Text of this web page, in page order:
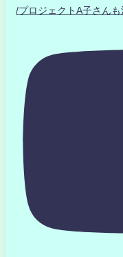
/プロジェクトA子さん